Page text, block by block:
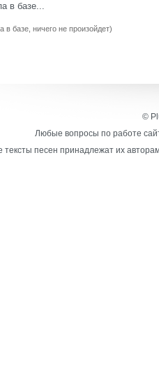
в базе...
в базе, ничего не произойдет)
©
Любые вопросы по работе
тексты песен принадлежат их